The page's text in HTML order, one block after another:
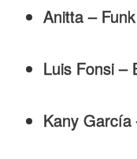
Anitta –
Luis Fonsi –
Kany